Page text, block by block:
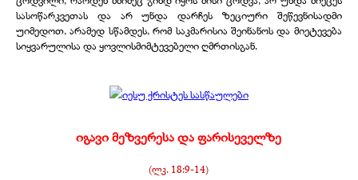
სასოწარკვეთას და არ უნდა დარჩეს ზეციური შეწევნისადმი
უიმედოთ, არამედ სწამდეს, რომ საკმარისია შეინანოს და მიეტევება
სიყვარულისა და ყოვლისმიმტევებელი ღმრთისგან.
იგავი მეზვერესა და ფარისეველზე
(ლკ. 18:9-14)